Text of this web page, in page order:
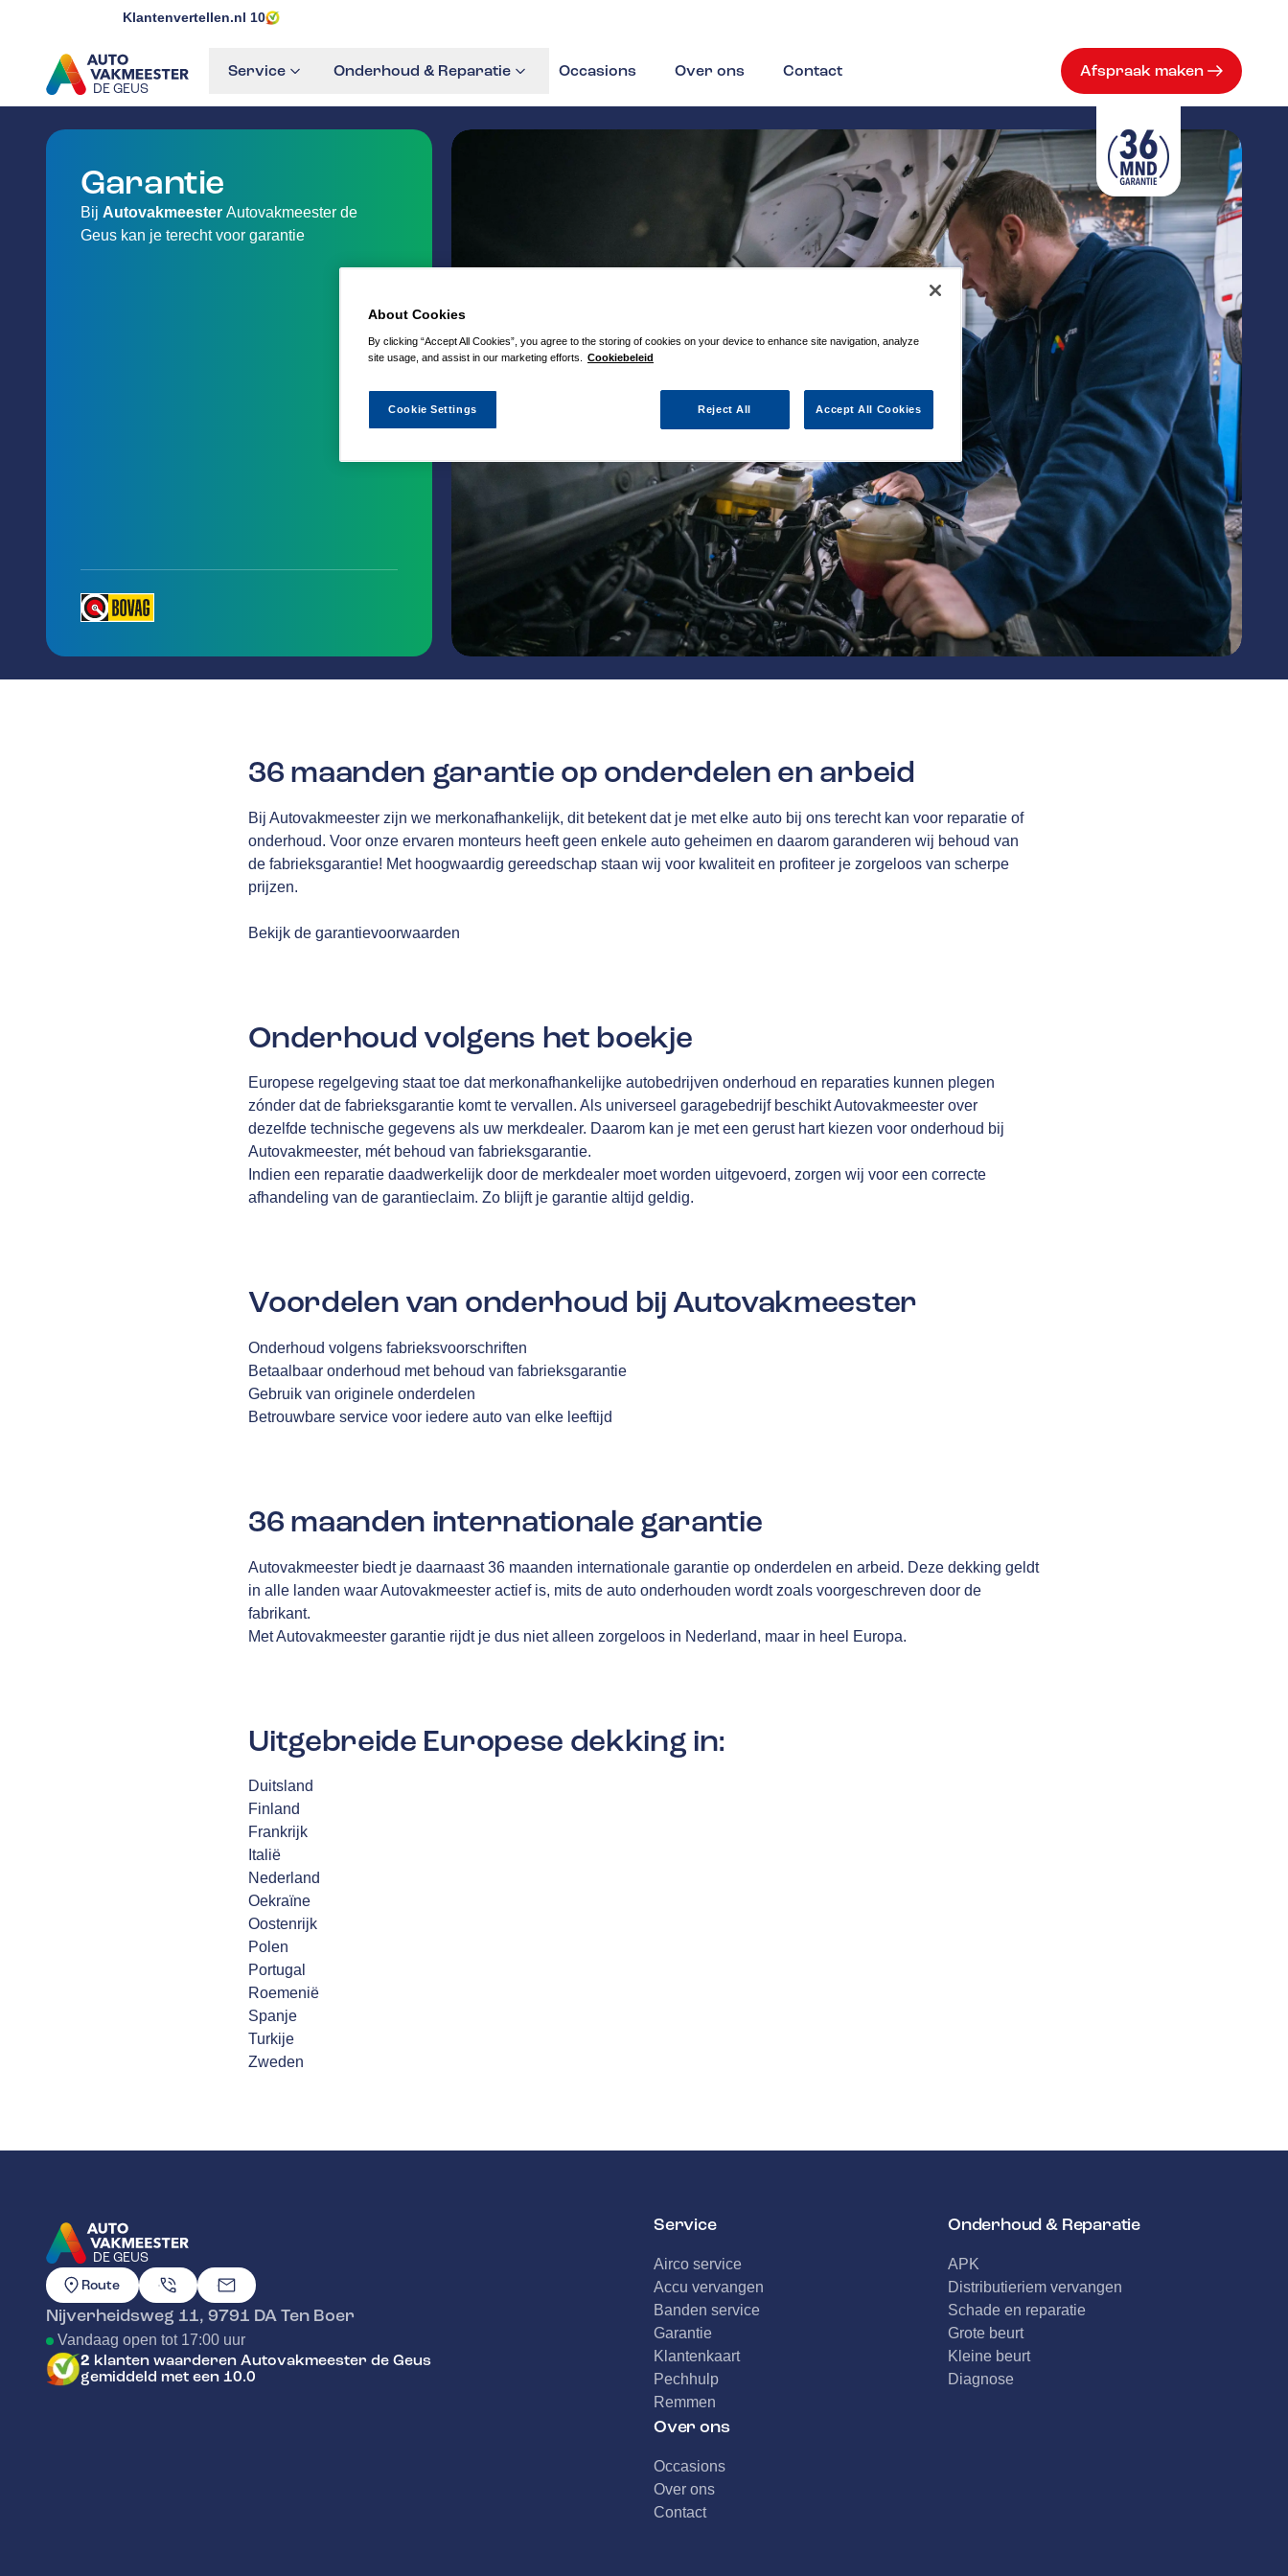
Klantenvertellen.nl 10
DE GEUS
GA NAAR DE HOMEPAGINA
Service Onderhoud & Reparatie Occasions Over ons Contact Afspraak maken
Garantie
Bij Autovakmeester Autovakmeester de
Geus kan je terecht voor garantie
36 maanden garantie op onderdelen en arbeid
Bij Autovakmeester zijn we merkonafhankelijk, dit betekent dat je met elke auto bij ons terecht kan voor reparatie of
onderhoud. Voor onze ervaren monteurs heeft geen enkele auto geheimen en daarom garanderen wij behoud van
de fabrieksgarantie! Met hoogwaardig gereedschap staan wij voor kwaliteit en profiteer je zorgeloos van scherpe
prijzen.
Bekijk de garantievoorwaarden
Onderhoud volgens het boekje
Europese regelgeving staat toe dat merkonafhankelijke autobedrijven onderhoud en reparaties kunnen plegen
zónder dat de fabrieksgarantie komt te vervallen. Als universeel garagebedrijf beschikt Autovakmeester over
dezelfde technische gegevens als uw merkdealer. Daarom kan je met een gerust hart kiezen voor onderhoud bij
Autovakmeester, mét behoud van fabrieksgarantie.
Indien een reparatie daadwerkelijk door de merkdealer moet worden uitgevoerd, zorgen wij voor een correcte
afhandeling van de garantieclaim. Zo blijft je garantie altijd geldig.
Voordelen van onderhoud bij Autovakmeester
Onderhoud volgens fabrieksvoorschriften
Betaalbaar onderhoud met behoud van fabrieksgarantie
Gebruik van originele onderdelen
Betrouwbare service voor iedere auto van elke leeftijd
36 maanden internationale garantie
Autovakmeester biedt je daarnaast 36 maanden internationale garantie op onderdelen en arbeid. Deze dekking geldt
in alle landen waar Autovakmeester actief is, mits de auto onderhouden wordt zoals voorgeschreven door de
fabrikant.
Met Autovakmeester garantie rijdt je dus niet alleen zorgeloos in Nederland, maar in heel Europa.
Uitgebreide Europese dekking in:
Duitsland
Finland
Frankrijk
Italië
Nederland
Oekraïne
Oostenrijk
Polen
Portugal
Roemenië
Spanje
Turkije
Zweden
DE GEUS
GA NAAR DE HOMEPAGINA
Route
Nijverheidsweg 11, 9791 DATen Boer
Vandaag open tot 17:00 uur
2 klanten waarderen Autovakmeester de Geus
gemiddeld met een 10.0
Service
Airco service
Accu vervangen
Banden service
Garantie
Klantenkaart
Pechhulp
Remmen
Onderhoud & Reparatie
APK
Distributieriem vervangen
Schade en reparatie
Grote beurt
Kleine beurt
Diagnose
Over ons
Occasions
Over ons
Contact
About Cookies
By clicking “Accept All Cookies”, you agree to the storing of cookies on your device to enhance site navigation, analyze
site usage, and assist in our marketing efforts.
Cookiebeleid
Reject All Accept All Cookies
Cookie Settings